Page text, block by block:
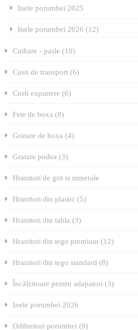
Inele porumbei 2025
Inele porumbei 2026 (12)
Cuibare - pasle (10)
Custi de transport (6)
Custi expunere (6)
Fete de boxa (8)
Gratare de boxa (4)
Gratare podea (3)
Hranitori de grit si minerale
Hranitori din plastic (5)
Hranitori din tabla (3)
Hranitori din tego premium (12)
Hranitori din tego standard (8)
Încălzitoare pentru adapatori (3)
Inele porumbei 2026
Odihnitori porumbei (9)